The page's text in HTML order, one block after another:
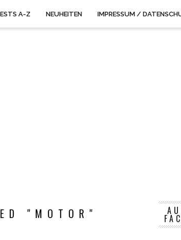
A-Z NEUHEITEN IMPRESSUM /
"MOTOR"